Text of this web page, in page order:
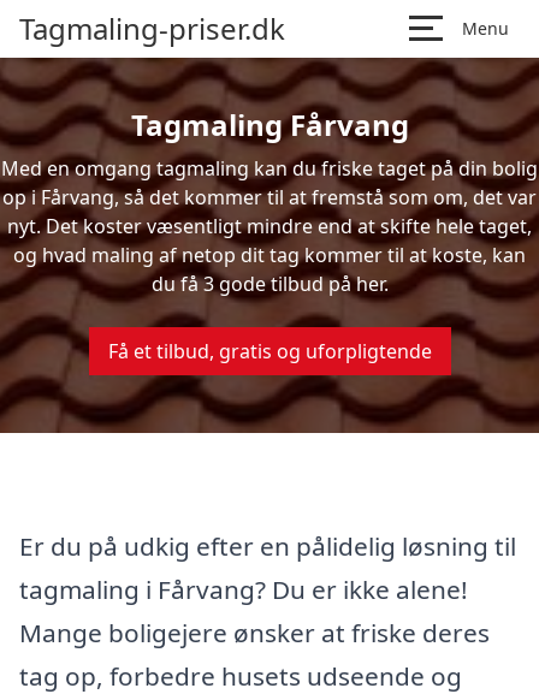
Tagmaling-priser.dk Menu
Tagmaling Fårvang
Med en omgang tagmaling kan du friske taget på din bolig
op i Fårvang, så det kommer til at fremstå som om, det var
nyt. Det koster væsentligt mindre end at skifte hele taget,
og hvad maling af netop dit tag kommer til at koste, kan
du få 3 gode tilbud på her.
Få et tilbud, gratis og uforpligtende
Er du på udkig efter en pålidelig løsning til
tagmaling i Fårvang? Du er ikke alene!
Mange boligejere ønsker at friske deres
tag op, forbedre husets udseende og